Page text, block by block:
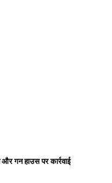
गन हाउस पर कार्रवाई